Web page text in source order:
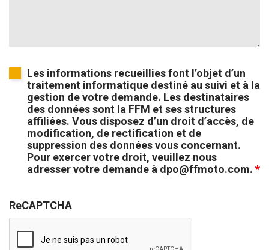
Les informations recueillies font l’objet d’un
traitement informatique destiné au suivi et à la
gestion de votre demande. Les destinataires
des données sont la FFM et ses structures
affiliées. Vous disposez d’un droit d’accès, de
modification, de rectification et de
suppression des données vous concernant.
Pour exercer votre droit, veuillez nous
adresser votre demande à dpo@ffmoto.com. *
ReCAPTCHA